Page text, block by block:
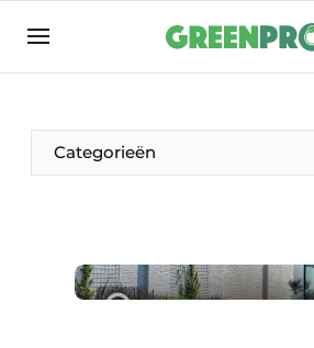
Aanmelden
Bedrijven
Contact
Groen in de zorg
Categorieën